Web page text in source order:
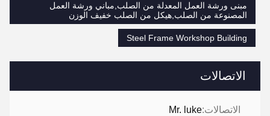
الاتصالات
الاتصالات:Mr. luke
مبنى ورشة العمل المعدلة من الصلب,مباني ورشة العمل
المصنوعة من الصلب,هيكل من الصلب خفيف الوزن
Steel Frame Workshop Building